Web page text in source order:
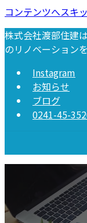
コンテンツへスキ
株式会社渡部住建
のリノベーション
Instagram
お知らせ
ブログ
0241-45-
トップページ
業務内容-
公共事
新築工